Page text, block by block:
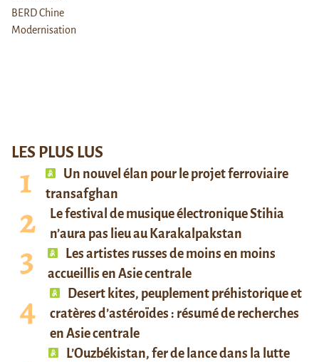
LES PLUS LUS
Un nouvel élan pour le projet ferroviaire
transafghan
Le festival de musique électronique Stihia
n’aura pas lieu au Karakalpakstan
Les artistes russes de moins en moins
accueillis en Asie centrale
Desert kites, peuplement préhistorique et
cratères d’astéroïdes : résumé de recherches
en Asie centrale
L’Ouzbékistan, fer de lance dans la lutte